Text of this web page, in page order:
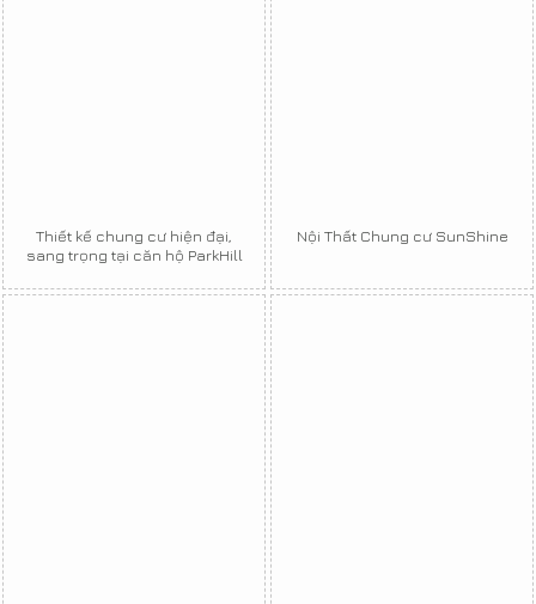
Thiết kế chung cư hiện đại,
sang trọng tại căn hộ ParkHill
Nội Thất Chung cư SunShine